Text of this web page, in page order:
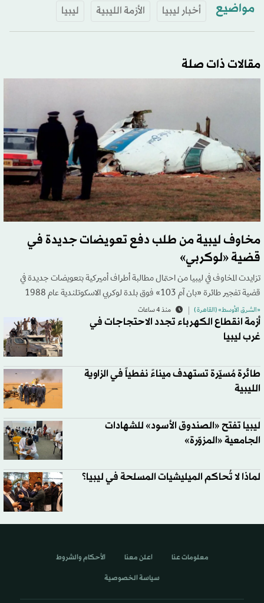
مواضيع أخبار ليبيا الأزمة الليبية ليبيا
مقالات ذات صلة
مخاوف ليبية من طلب دفع تعويضات جديدة في
قضية «لوكربي»
تزايدت المخاوف في ليبيا من احتمال مطالبة أطراف أميركية بتعويضات جديدة في
قضية تفجير طائرة «بان آم 103» فوق بلدة لوكربي الاسكوتلندية عام 1988
«الشرق الأوسط» (القاهرة ) منذ 4 ساعات
أزمة انقطاع الكهرباء تجدد الاحتجاجات في
غرب ليبيا
طائرة مُسيّرة تستهدف ميناءً نفطياً في الزاوية
الليبية
ليبيا تفتح «الصندوق الأسود» للشهادات
الجامعية «المزوّرة»
لماذا لا تُحاكم الميليشيات المسلحة في ليبيا؟
معلومات عنا اعلن معنا الأحكام والشروط
سياسة الخصوصية